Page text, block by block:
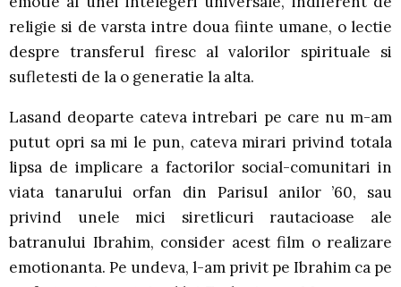
religie si de varsta intre doua fiinte umane, o lectie
despre transferul firesc al valorilor spirituale si
sufletesti de la o generatie la alta.
Lasand deoparte cateva intrebari pe care nu m-am
putut opri sa mi le pun, cateva mirari privind totala
lipsa de implicare a factorilor social-comunitari in
viata tanarului orfan din Parisul anilor ’60, sau
privind unele mici siretlicuri rautacioase ale
batranului Ibrahim, consider acest film o realizare
emotionanta. Pe undeva, l-am privit pe Ibrahim ca pe